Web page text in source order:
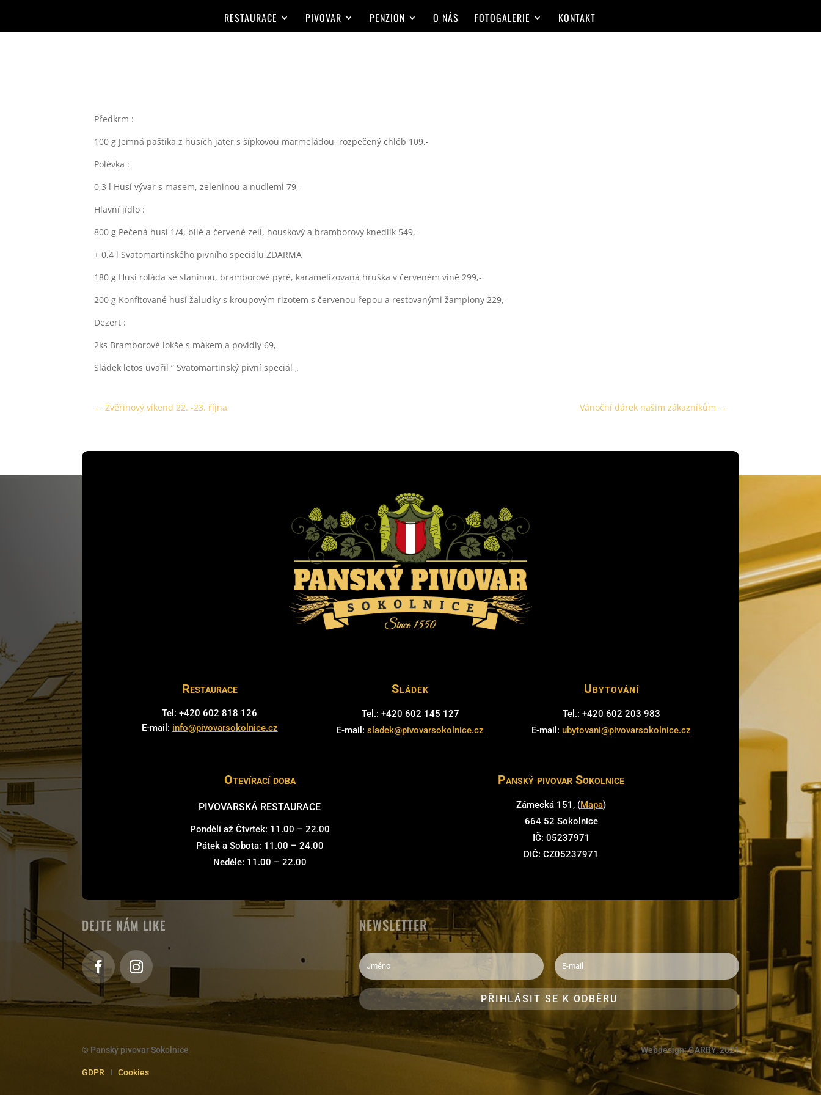
RESTAURACE PIVOVAR PENZION O NÁS FOTOGALERIE KONTAKT
Předkrm :
100 g Jemná paštika z husích jater s šípkovou marmeládou, rozpečený chléb 109,-
Polévka :
0,3 l Husí vývar s masem, zeleninou a nudlemi 79,-
Hlavní jídlo :
800 g Pečená husí 1/4, bílé a červené zelí, houskový a bramborový knedlík 549,-
+ 0,4 l Svatomartinského pivního speciálu ZDARMA
180 g Husí roláda se slaninou, bramborové pyré, karamelizovaná hruška v červeném víně 299,-
200 g Konfitované husí žaludky s kroupovým rizotem s červenou řepou a restovanými žampiony 229,-
Dezert :
2ks Bramborové lokše s mákem a povidly 69,-
Sládek letos uvařil “ Svatomartinský pivní speciál „
←Zvěřinový víkend 22. -23. října Vánoční dárek našim zákazníkům →
Restaurace
Tel: +420 602 818 126
E-mail: info@pivovarsokolnice.cz
Sládek
Tel.: +420 602 145 127
E-mail:sladek@pivovarsokolnice.cz
Ubytování
Tel.: +420 602 203 983
E-mail:ubytovani@pivovarsokolnice.cz
Otevírací doba
PIVOVARSKÁ RESTAURACE
Pondělí až Čtvrtek: 11.00 – 22.00
Pátek a Sobota: 11.00 – 24.00
Neděle: 11.00 – 22.00
Panský pivovar Sokolnice
Zámecká 151, (Mapa)
664 52 Sokolnice
IČ: 05237971
DIČ: CZ05237971
DEJTE NÁM LIKE NEWSLETTER
PŘIHLÁSIT SE K ODBĚRU
© Panský pivovar Sokolnice
GDPR ICookies
Webdesign:GARRY, 2021